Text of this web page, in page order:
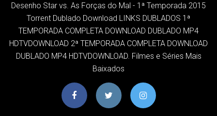
Desenho Star vs. As Forças do Mal - 1ª Temporada 2015
Torrent Dublado Download LINKS DUBLADOS 1ª
TEMPORADA COMPLETA DOWNLOAD DUBLADO MP4
HDTVDOWNLOAD 2ª TEMPORADA COMPLETA DOWNLOAD
DUBLADO MP4 HDTVDOWNLOAD. Filmes e Séries Mais
Baixados